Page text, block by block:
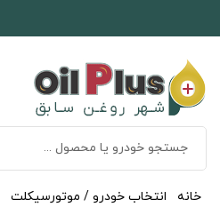
خانه انتخاب خودرو / موتورسیکلت